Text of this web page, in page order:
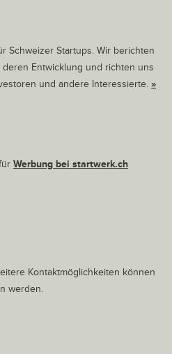
Schweizer Startups. Wir berichten
Entwicklung und richten uns
und andere Interessierte. »
Werbung bei startwerk.ch
Kontaktmöglichkeiten können
werden.